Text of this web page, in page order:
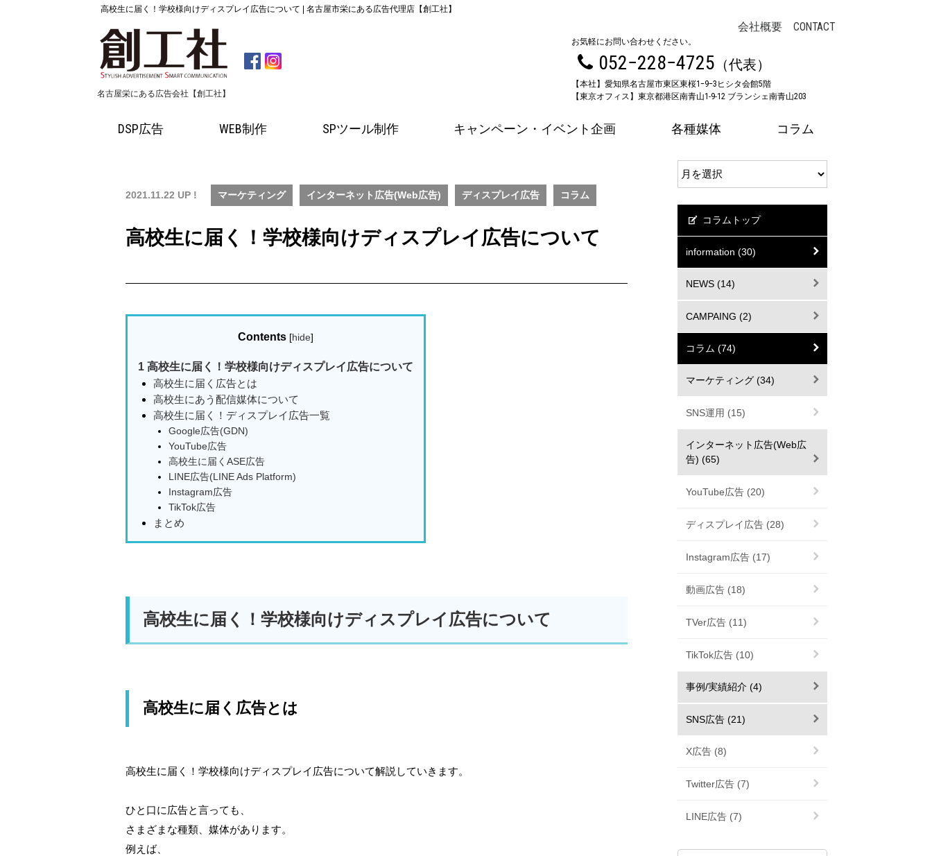
高校生に届く！学校様向けディスプレイ広告について | 名古屋市栄にある広告代理店【創工社】
名古屋栄にある広告会社【創工社】
会社概要 CONTACT
お気軽にお問い合わせください。
052−228−4725 （代表）
【本社】愛知県名古屋市東区東桜1ｰ9ｰ3ヒシタ会館5階
【東京オフィス】東京都港区南青山1-9-12 ブランシェ南青山203
DSP広告 WEB制作 SPツール制作 キャンペーン・イベント企画 各種媒体 コラム
2021.11.22 UP ! マーケティング インターネット広告(Web広告) ディスプレイ広告 コラム
高校生に届く！学校様向けディスプレイ広告について
Contents [hide]
1 高校生に届く！学校様向けディスプレイ広告について
高校生に届く広告とは
高校生にあう配信媒体について
高校生に届く！ディスプレイ広告一覧
Google広告(GDN)
YouTube広告
高校生に届くASE広告
LINE広告(LINE Ads Platform)
Instagram広告
TikTok広告
まとめ
高校生に届く！学校様向けディスプレイ広告について
高校生に届く広告とは
高校生に届く！学校様向けディスプレイ広告について解説していきます。
ひと口に広告と言っても、
さまざまな種類、媒体があります。
例えば、
コラムトップ
information (30)
NEWS (14)
CAMPAING (2)
コラム (74)
マーケティング (34)
SNS運用 (15)
インターネット広告(Web広
告) (65)
YouTube広告 (20)
ディスプレイ広告 (28)
Instagram広告 (17)
動画広告 (18)
TVer広告 (11)
TikTok広告 (10)
事例/実績紹介 (4)
SNS広告 (21)
X広告 (8)
Twitter広告 (7)
LINE広告 (7)